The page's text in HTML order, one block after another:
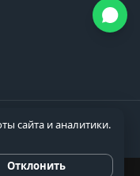
носят справочный
сайта и аналитики.
Отклонить